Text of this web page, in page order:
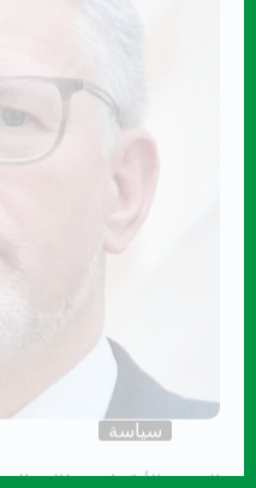
سياسة
السفير الأوكراني يطالب
“اغتنم هذه الفرصة
شرط أو أي تحفظات ، بأنه